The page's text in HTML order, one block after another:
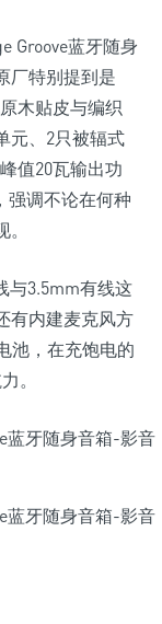
Groove蓝牙随身
厂特别提到是
木贴皮与编织
元、2只被辐式
值20瓦输出功
强调不论在何种
与3.5mm有线这
有内建麦克风方
池，在充饱电的
。